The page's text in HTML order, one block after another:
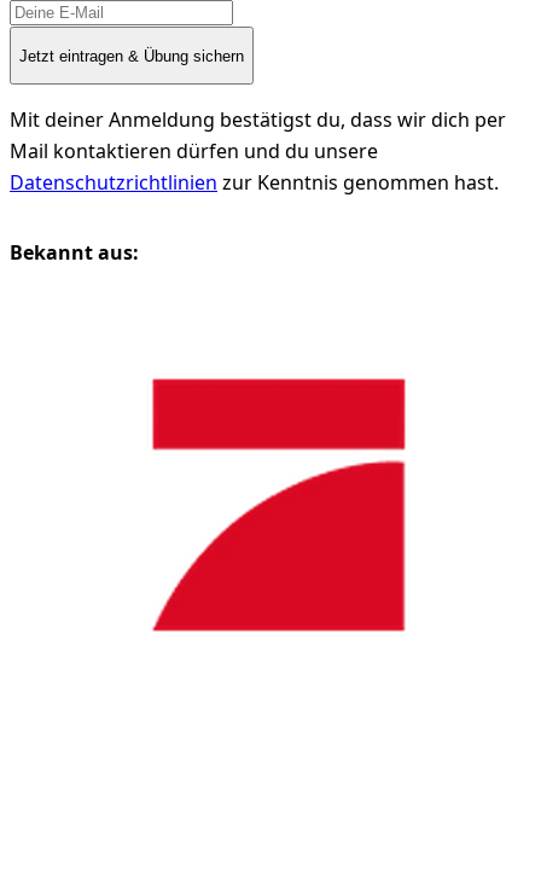
Jetzt eintragen & Übung sichern
Mit deiner Anmeldung bestätigst du, dass wir dich per
Mail kontaktieren dürfen und du unsere
Datenschutzrichtlinien zur Kenntnis genommen hast.
Bekannt aus: